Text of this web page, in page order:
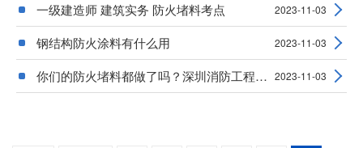
一级建造师 建筑实务 防火堵料考点 2023-11-03
钢结构防火涂料有什么用 2023-11-03
你们的防火堵料都做了吗？深圳消防工程穿墙@抖 2023-11-03